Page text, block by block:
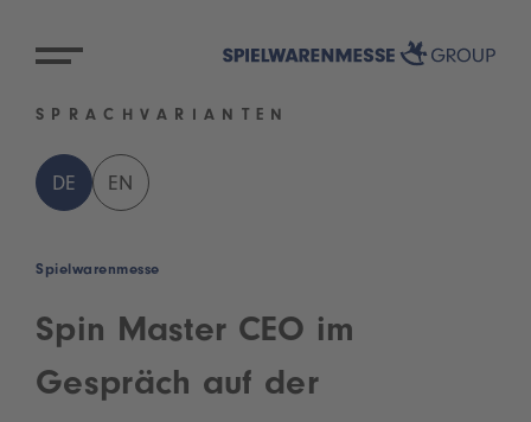
SPRACHVARIANTEN
DE EN
Spielwarenmesse
Spin Master CEO im
Gespräch auf der